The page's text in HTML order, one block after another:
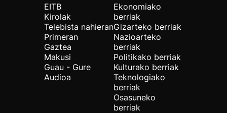
EITB
Kirolak
Telebista nahieran
Primeran
Gaztea
Makusi
Guau - Gure
Audioa
Ekonomiako
berriak
Gizarteko berriak
Nazioarteko
berriak
Politikako berriak
Kulturako berriak
Teknologiako
berriak
Osasuneko
berriak